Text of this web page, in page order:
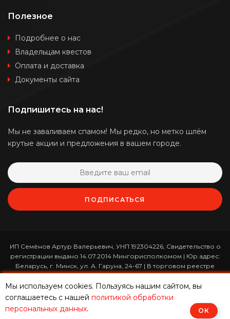
Полезное
Подробнее о нас
Владельцам квестов
Оплата и доставка
Документы сайта
Подпишитесь на нас!
Мы не заваливаем спамом! Мы редко, но метко шлём
крутые акции и предложения в вашем городе.
ПОДПИСАТЬСЯ
ИП Семёнов Артур Валерьевич, УНП 192304226, Свидетельство о
регистрации выдано 14.07.2014 Мингорисполкомом | Юр.адрес:
Беларусь, г. Минск, ул. А. Гаруна, 24-67 | В торговом реестре
зарегистрирован 26.01.2017 за номером 365820 | Режим работы:
ежедневно с 10:00 до 19:00 (приём заказов онлайн -
круглосуточно)
Мы используем cookies. Пользуясь нашим сайтом, вы
соглашаетесь с нашей политикой обработки
персональных данных. ОК